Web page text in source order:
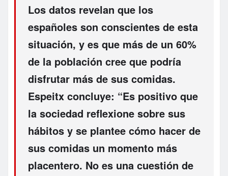
Los datos revelan que los
españoles son conscientes de esta
situación, y es que más de un 60%
de la población cree que podría
disfrutar más de sus comidas.
Espeitx concluye: “Es positivo que
la sociedad reflexione sobre sus
hábitos y se plantee cómo hacer de
sus comidas un momento más
placentero. No es una cuestión de